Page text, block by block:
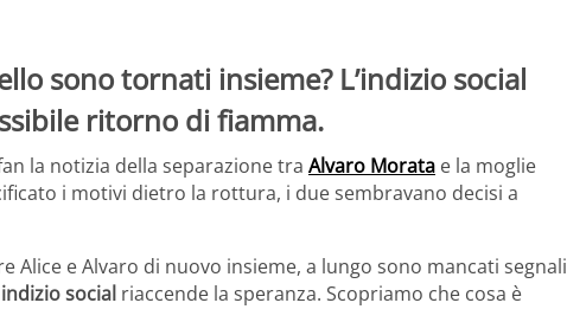
sono tornati insieme? L’indizio social
ritorno di fiamma.
la notizia della separazione tra Alvaro Morata e la moglie
i motivi dietro la rottura, i due sembravano decisi a
Alice e Alvaro di nuovo insieme, a lungo sono mancati segnali
indizio social riaccende la speranza. Scopriamo che cosa è